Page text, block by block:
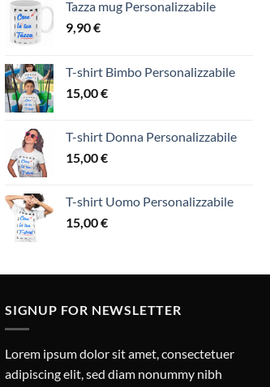
Tazza mug Personalizzabile
9,90€
T-shirt Bimbo Personalizzabile
15,00€
T-shirt Donna Personalizzabile
15,00€
T-shirt Uomo Personalizzabile
15,00€
SIGNUP FOR NEWSLETTER
Lorem ipsum dolor sit amet, consectetuer
adipiscing elit, sed diam nonummy nibh